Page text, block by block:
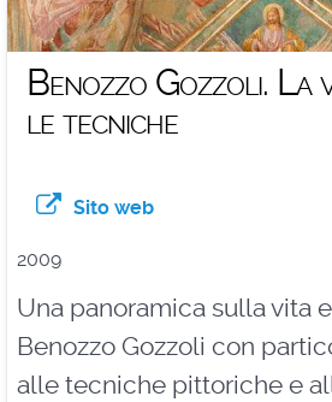
Benozzo Gozzoli. La
le tecniche
Sito web
2009
Una panoramica sulla vita
Benozzo Gozzoli con
alle tecniche pittoriche e